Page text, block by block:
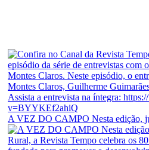
A VEZ DO CAMPO Nesta edição,